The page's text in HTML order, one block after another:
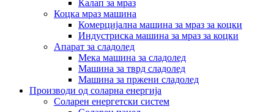
Калап за мраз
Коцка мраз машина
Комерцијална машина за мраз за коцки
Индустриска машина за мраз за коцки
Апарат за сладолед
Мека машина за сладолед
Машина за тврд сладолед
Машина за пржени сладолед
Производи од соларна енергија
Соларен енергетски систем